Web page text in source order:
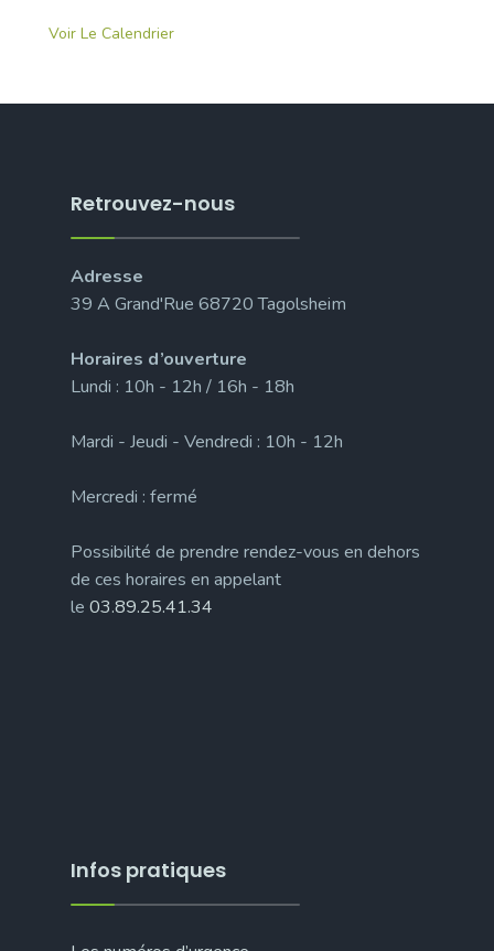
Voir Le Calendrier
Retrouvez-nous
Adresse
39 A Grand'Rue 68720 Tagolsheim
Horaires d’ouverture
Lundi : 10h - 12h / 16h - 18h
Mardi - Jeudi - Vendredi : 10h - 12h
Mercredi : fermé
Possibilité de prendre rendez-vous en dehors
de ces horaires en appelant
le 03.89.25.41.34
Infos pratiques